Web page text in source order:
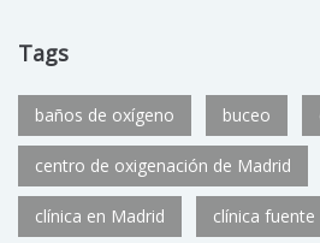
Tags
baños de oxígeno buceo
centro de oxigenación de Madrid
clínica en Madrid clínica